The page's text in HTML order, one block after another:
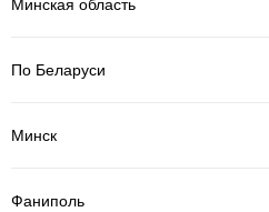
Минская область
По Беларуси
Минск
Фаниполь